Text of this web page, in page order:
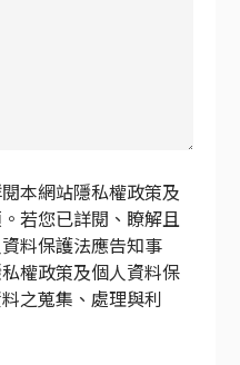
本網站隱私權政策及
若您已詳閱、瞭解且
料保護法應告知事
權政策及個人資料保
之蒐集、處理與利